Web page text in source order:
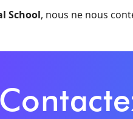
School, nous ne nous